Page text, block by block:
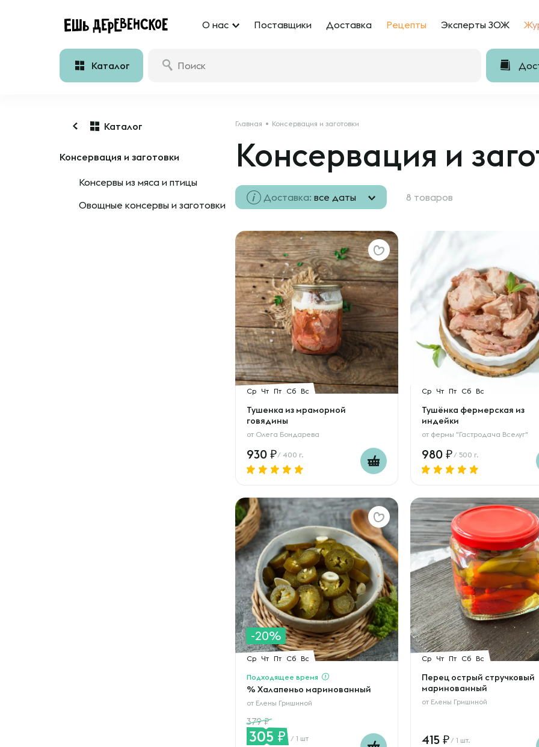
О нас Поставщики Доставка Рецепты Эксперты ЗОЖ
Каталог
Каталог
Консервация и заготовки
Консервы из мяса и птицы
Овощные консервы и заготовки
Главная Консервация и заготовки
Консервация и
Доставка: все даты 8 товаров
Ср Чт Пт Сб Вс
Тушенка из мраморной
говядины
от Олега Бондарева
930 / 400 г.
Ср Чт Пт Сб Вс
Тушёнка фермерская из
индейки
от фермы "Гастродача Вселуг"
980 / 500 г.
-20%
Ср Чт Пт Сб Вс
Подходящее время
% Халапеньо маринованный
от Елены Гришиной
379
305 / 1 шт
Ср Чт Пт Сб Вс
Перец острый стручковый
маринованный
от Елены Гришиной
415 / 1 шт.